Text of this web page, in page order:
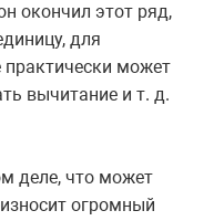
окончил этот ряд,
для
практически может
вычитание и т. д.
деле, что может
огромный